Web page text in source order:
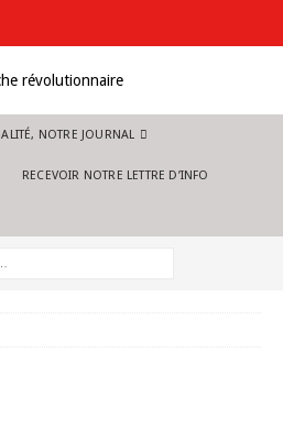
NOTRE JOURNAL
RECEVOIR NOTRE LETTRE D’INFO